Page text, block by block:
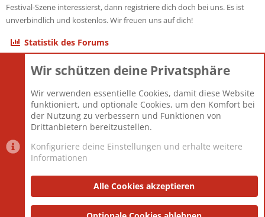
Festival-Szene interessierst, dann registriere dich doch bei uns. Es ist
unverbindlich und kostenlos. Wir freuen uns auf dich!
Statistik des Forums
Themen
Mitglieder
12.427
Neuestes Mitglied
Berlin
Datenschutzerklärung Impressum
®
Wir schützen deine Privatsphäre
Wir verwenden essentielle Cookies, damit diese Website
funktioniert, und optionale Cookies, um den Komfort bei
der Nutzung zu verbessern und Funktionen von
Drittanbietern bereitzustellen.
Konfiguriere deine Einstellungen und erhalte weitere
Informationen
Alle Cookies akzeptieren